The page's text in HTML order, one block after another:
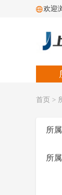
欢迎
首页 >
所
所